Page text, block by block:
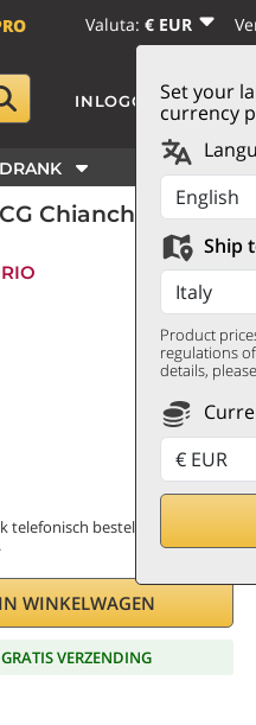
Valuta: € EUR
Set your
currency
Ship
Product
regulations
details,
INLOGGEN |
MEER
Chianchetelle
telefonisch bestellen
.
IN WINKELWAGEN
GRATIS VERZENDING